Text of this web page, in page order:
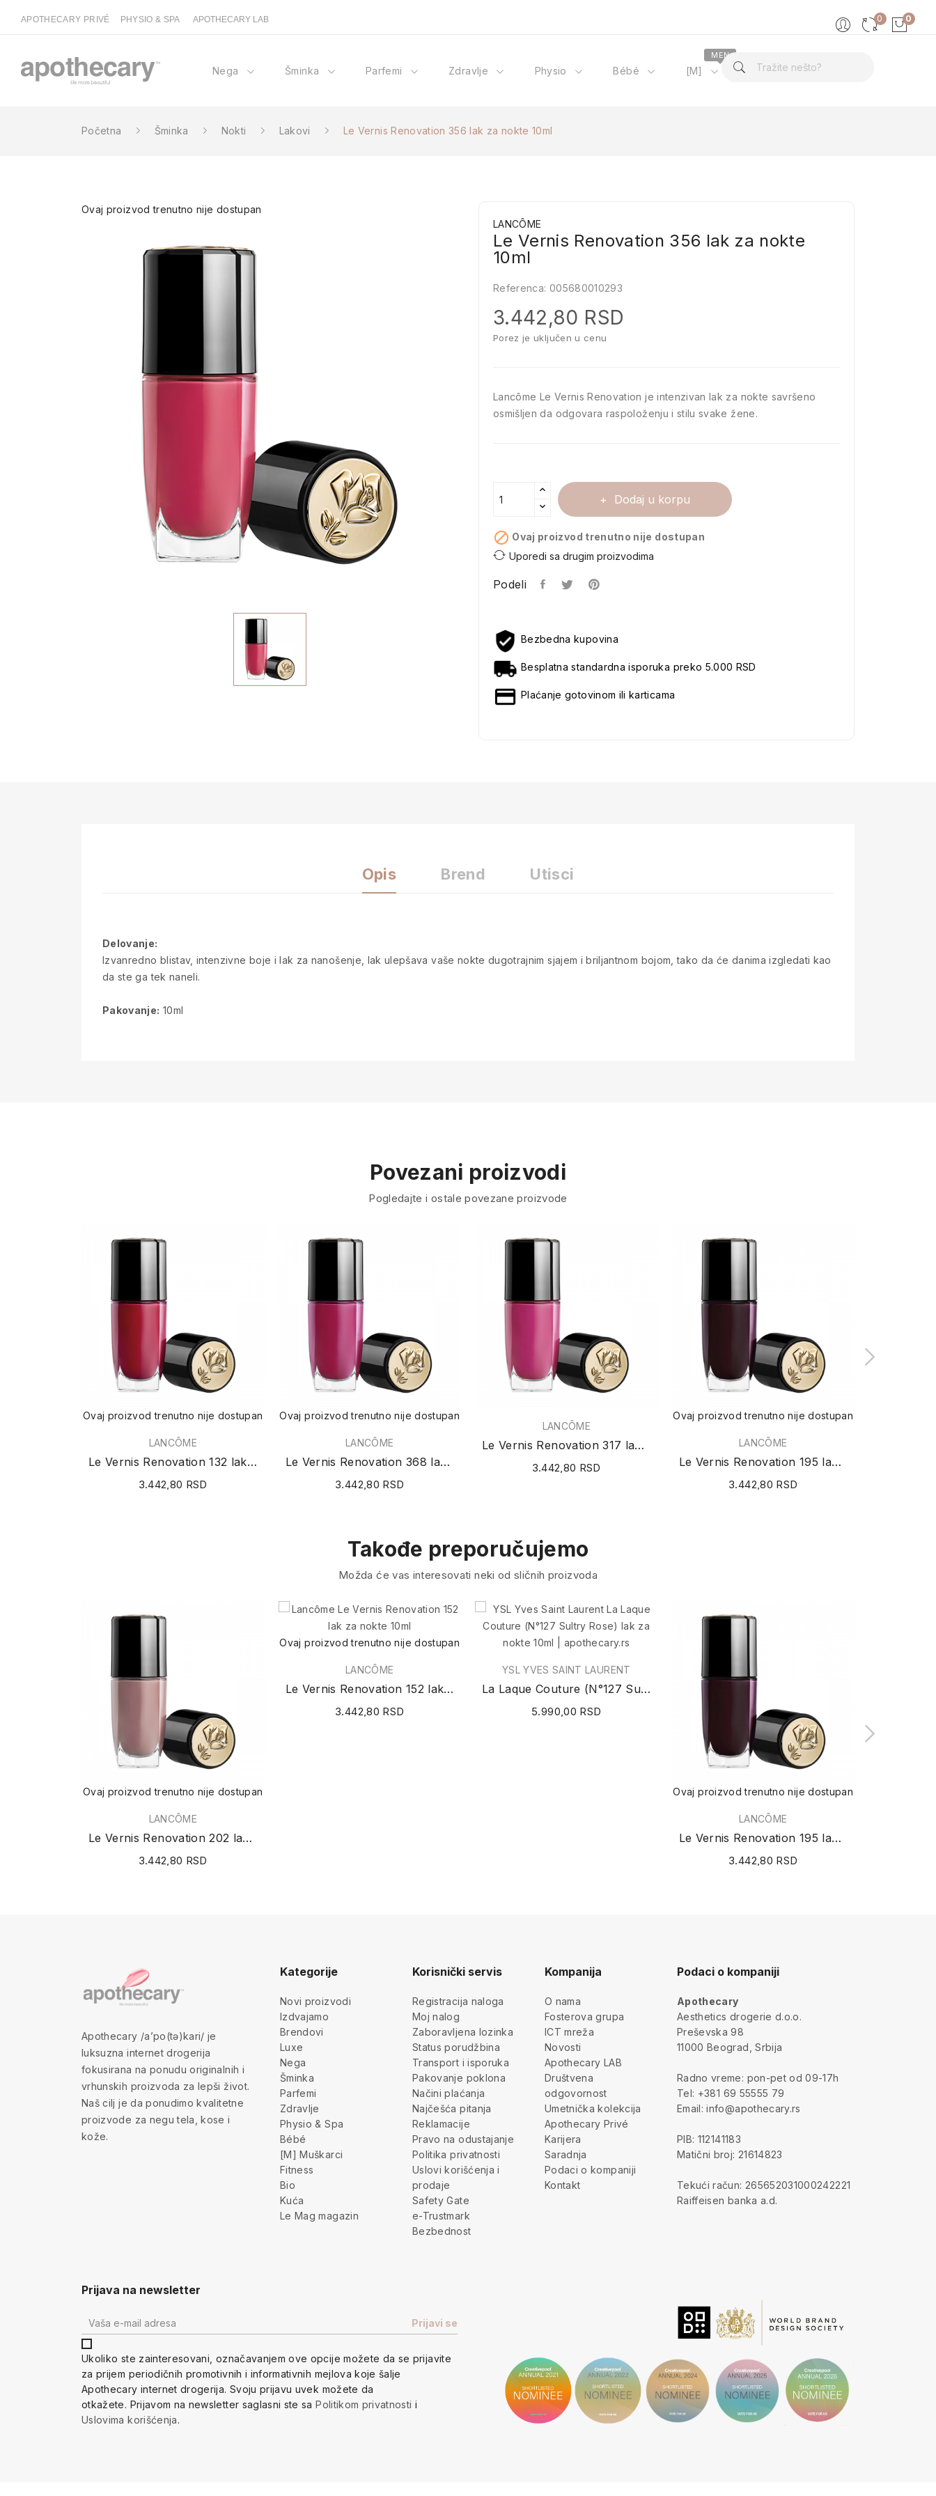
APOTHECARY PRIVÉ PHYSIO & SPA APOTHECARY LAB 0
0
Nega Šminka Parfemi Zdravlje Physio Bébé [M]
MEN
O nama
Početna Šminka Nokti Lakovi Le Vernis Renovation 356 lak za nokte 10ml
Ovaj proizvod trenutno nije dostupan
LANCÔME
Le Vernis Renovation 356 lak za nokte
10ml
Referenca: 005680010293
3.442,80 RSD
Porez je uključen u cenu
Lancôme Le Vernis Renovation je intenzivan lak za nokte savršeno
osmišljen da odgovara raspoloženju i stilu svake žene.
Dodaj u korpu
 Ovaj proizvod trenutno nije dostupan
Uporedi sa drugim proizvodima
Podeli
Bezbedna kupovina
Besplatna standardna isporuka preko 5.000 RSD
Plaćanje gotovinom ili karticama
Opis Brend Utisci
Delovanje:
Izvanredno blistav, intenzivne boje i lak za nanošenje, lak ulepšava vaše nokte dugotrajnim sjajem i briljantnom bojom, tako da će danima izgledati kao
da ste ga tek naneli.
Pakovanje: 10ml
Povezani proizvodi
Pogledajte i ostale povezane proizvode
Ovaj proizvod trenutno nije dostupan
LANCÔME
Le Vernis Renovation 132 lak za nokte 10ml
3.442,80 RSD
Ovaj proizvod trenutno nije dostupan
LANCÔME
Le Vernis Renovation 368 lak za nokte 10ml
3.442,80 RSD
LANCÔME
Le Vernis Renovation 317 lak za nokte 10ml
3.442,80 RSD
Ovaj proizvod trenutno nije dostupan
LANCÔME
Le Vernis Renovation 195 lak za nokte 10ml
3.442,80 RSD
Takođe preporučujemo
Možda će vas interesovati neki od sličnih proizvoda
Ovaj proizvod trenutno nije dostupan
LANCÔME
Le Vernis Renovation 202 lak za nokte 10ml
3.442,80 RSD
Ovaj proizvod trenutno nije dostupan
LANCÔME
Le Vernis Renovation 152 lak za nokte 10ml
3.442,80 RSD
YSL YVES SAINT LAURENT
La Laque Couture (N°127 Sultry Rose) lak za...
5.990,00 RSD
Ovaj proizvod trenutno nije dostupan
LANCÔME
Le Vernis Renovation 195 lak za nokte 10ml
3.442,80 RSD
Apothecary /a’po(tə)kari/ je
luksuzna internet drogerija
fokusirana na ponudu originalnih i
vrhunskih proizvoda za lepši život.
Naš cilj je da ponudimo kvalitetne
proizvode za negu tela, kose i
kože.
Kategorije
Novi proizvodi
Izdvajamo
Brendovi
Luxe
Nega
Šminka
Parfemi
Zdravlje
Physio & Spa
Bébé
[M] Muškarci
Fitness
Bio
Kuća
Le Mag magazin
Korisnički servis
Registracija naloga
Moj nalog
Zaboravljena lozinka
Status porudžbina
Transport i isporuka
Pakovanje poklona
Načini plaćanja
Najčešća pitanja
Reklamacije
Pravo na odustajanje
Politika privatnosti
Uslovi korišćenja i
prodaje
Safety Gate
e-Trustmark
Bezbednost
Kompanija
O nama
Fosterova grupa
ICT mreža
Novosti
Apothecary LAB
Društvena
odgovornost
Umetnička kolekcija
Apothecary Privé
Karijera
Saradnja
Podaci o kompaniji
Kontakt
Podaci o kompaniji
Apothecary
Aesthetics drogerie d.o.o.
Preševska 98
11000 Beograd, Srbija
Radno vreme: pon-pet od 09-17h
Tel: +381 69 55555 79
Email: info@apothecary.rs
PIB: 112141183
Matični broj: 21614823
Tekući račun: 265652031000242221
Raiffeisen banka a.d.
Prijava na newsletter
Ukoliko ste zainteresovani, označavanjem ove opcije možete da se prijavite
za prijem periodičnih promotivnih i informativnih mejlova koje šalje
Apothecary internet drogerija. Svoju prijavu uvek možete da
otkažete. Prijavom na newsletter saglasni ste saPolitikom privatnosti i
Uslovima korišćenja.